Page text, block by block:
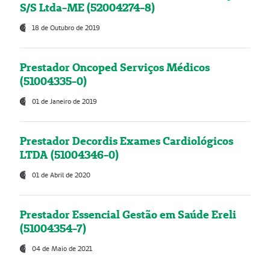
S/S Ltda-ME (52004274-8)
18 de Outubro de 2019
Prestador Oncoped Serviços Médicos
(51004335-0)
01 de Janeiro de 2019
Prestador Decordis Exames Cardiológicos
LTDA (51004346-0)
01 de Abril de 2020
Prestador Essencial Gestão em Saúde Ereli
(51004354-7)
04 de Maio de 2021